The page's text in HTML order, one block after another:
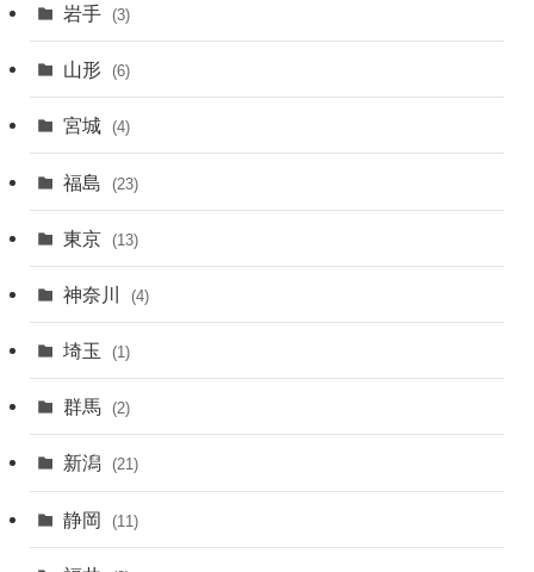
岩手 (3)
山形 (6)
宮城 (4)
福島 (23)
東京 (13)
神奈川 (4)
埼玉 (1)
群馬 (2)
新潟 (21)
静岡 (11)